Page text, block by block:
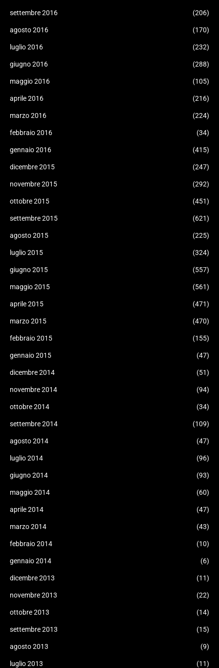
settembre 2016 (206)
agosto 2016 (170)
luglio 2016 (232)
giugno 2016 (288)
maggio 2016 (105)
aprile 2016 (216)
marzo 2016 (224)
febbraio 2016 (34)
gennaio 2016 (415)
dicembre 2015 (247)
novembre 2015 (292)
ottobre 2015 (451)
settembre 2015 (621)
agosto 2015 (225)
luglio 2015 (324)
giugno 2015 (557)
maggio 2015 (561)
aprile 2015 (471)
marzo 2015 (470)
febbraio 2015 (155)
gennaio 2015 (47)
dicembre 2014 (51)
novembre 2014 (94)
ottobre 2014 (34)
settembre 2014 (109)
agosto 2014 (47)
luglio 2014 (96)
giugno 2014 (93)
maggio 2014 (60)
aprile 2014 (47)
marzo 2014 (43)
febbraio 2014 (10)
gennaio 2014 (6)
dicembre 2013 (11)
novembre 2013 (22)
ottobre 2013 (14)
settembre 2013 (15)
agosto 2013 (9)
luglio 2013 (11)